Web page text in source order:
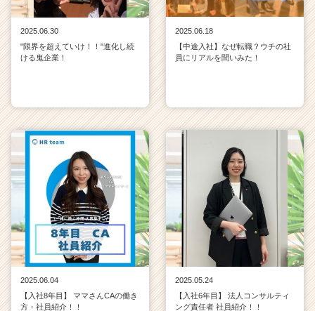
2025.06.30
"限界を超えていけ！！"進化し続
ける鬼企業！
2025.06.18
【中途入社】なぜ転職？ウチの社
員にリアルを聞いみた！
2025.06.04
【入社8年目】 ママさんCAの働き
方・社員紹介！！
2025.05.24
【入社6年目】 法人コンサルティ
ング責任者 社員紹介！！